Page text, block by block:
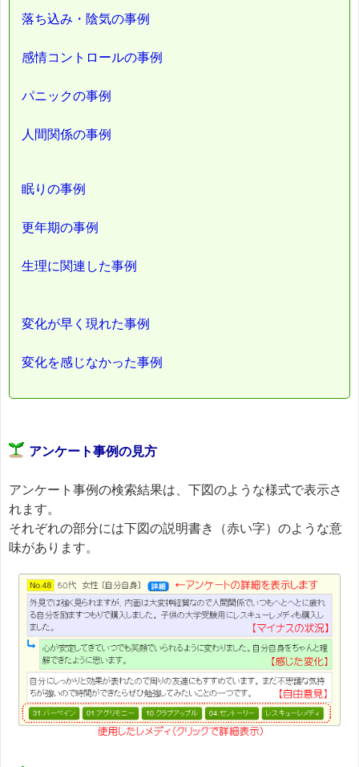
落ち込み・陰気の事例
感情コントロールの事例
パニックの事例
人間関係の事例
眠りの事例
更年期の事例
生理に関連した事例
変化が早く現れた事例
変化を感じなかった事例
アンケート事例の見方
アンケート事例の検索結果は、下図のような様式で表示さ
れます。
それぞれの部分には下図の説明書き（赤い字）のような意
味があります。